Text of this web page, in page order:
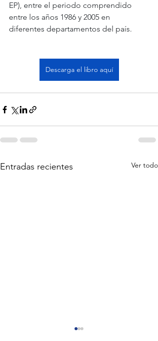
EP), entre el periodo comprendido
entre los años 1986 y 2005 en
diferentes departamentos del país.
Descarga el libro aquí
Entradas recientes Ver todo